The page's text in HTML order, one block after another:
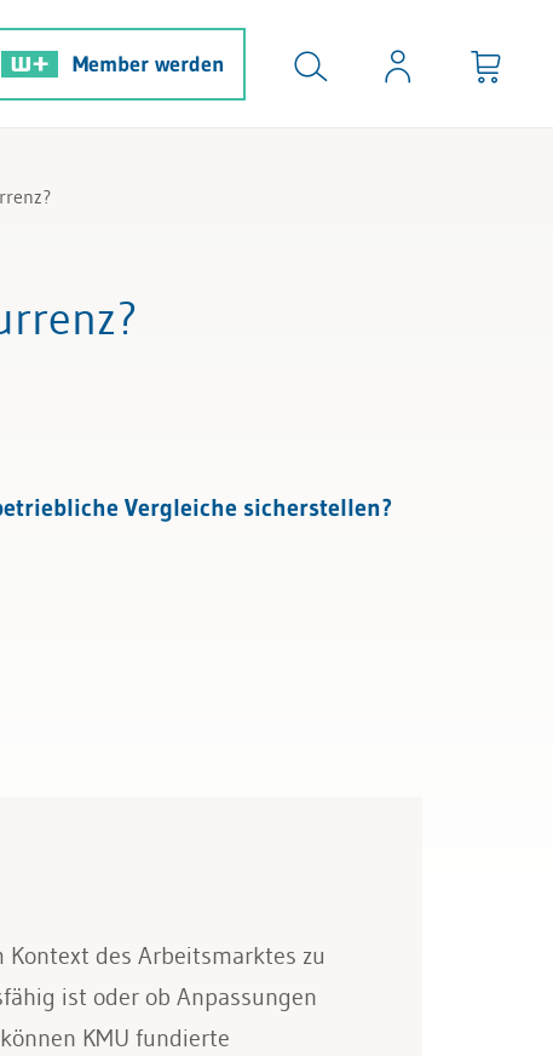
Member werden
Vergleiche sicherstellen?
des Arbeitsmarktes zu
ist oder ob Anpassungen
KMU fundierte